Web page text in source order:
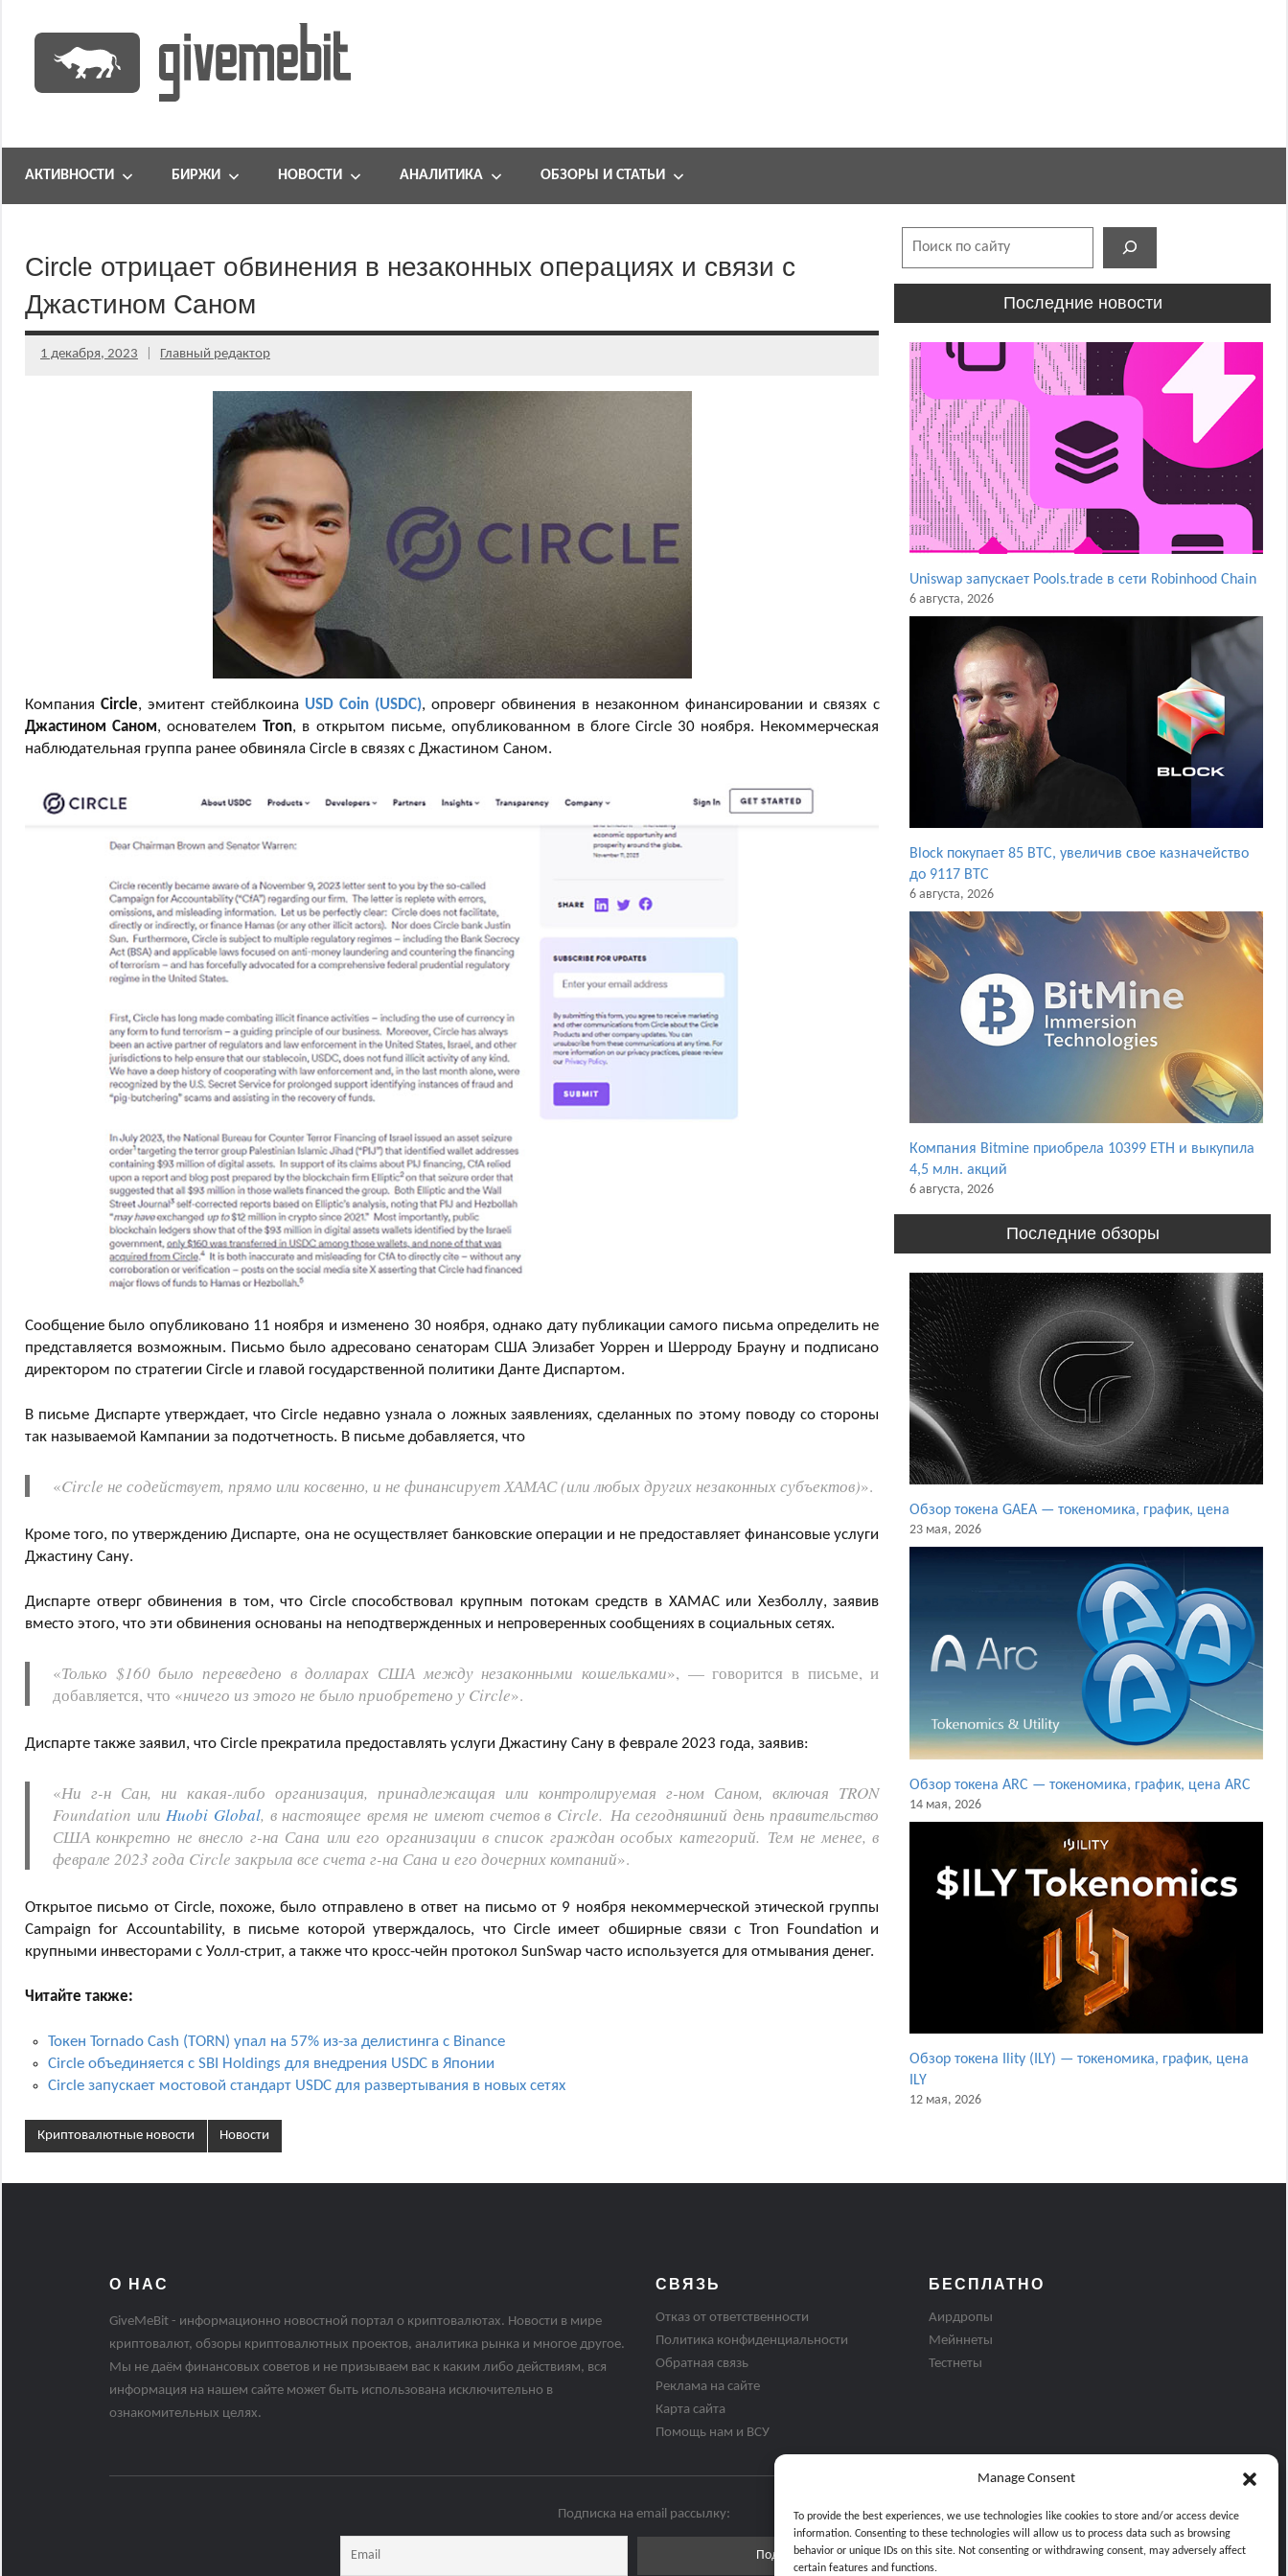
Manage Consent
To provide the best experiences, we use technologies like cookies to store and/or access device
information. Consenting to these technologies will allow us to process data such as browsing
behavior or unique IDs on this site. Not consenting or withdrawing consent, may adversely affect
certain features and functions.
содержимому
GiveMeBit.com
портал
АКТИВНОСТИ БИРЖИ НОВОСТИ АНАЛИТИКА ОБЗОРЫ И СТАТЬИ
Circle отрицает обвинения в незаконных операциях и связи с
Джастином Саном
1 декабря, 2023 Главный редактор
КомпанияCircle, эмитент стейблкоина USD Coin (USDC), опроверг обвинения в незаконном финансировании и связях с
Джастином Саном, основателемTron, в открытом письме, опубликованном в блоге Circle 30 ноября. Некоммерческая
наблюдательная группа ранее обвиняла Circle в связях с Джастином Саном.
Сообщение было опубликовано 11 ноября и изменено 30 ноября, однако дату публикации самого письма определить не
представляется возможным. Письмо было адресовано сенаторам США Элизабет Уоррен и Шерроду Брауну и подписано
директором по стратегии Circle и главой государственной политики Данте Диспартом.
В письме Диспарте утверждает, что Circle недавно узнала о ложных заявлениях, сделанных по этому поводу со стороны
так называемой Кампании за подотчетность. В письме добавляется, что
«Circle не содействует, прямо или косвенно, и не финансирует ХАМАС (или любых других незаконных субъектов)».
Кроме того, по утверждению Диспарте, она не осуществляет банковские операции и не предоставляет финансовые услуги
Джастину Сану.
Диспарте отверг обвинения в том, что Circle способствовал крупным потокам средств в ХАМАС или Хезболлу, заявив
вместо этого, что эти обвинения основаны на неподтвержденных и непроверенных сообщениях в социальных сетях.
«Только $160 было переведено в долларах США между незаконными кошельками», — говорится в письме, и
добавляется, что «ничего из этого не было приобретено у Circle».
Диспарте также заявил, что Circle прекратила предоставлять услуги Джастину Сану в феврале 2023 года, заявив:
«Ни г-н Сан, ни какая-либо организация, принадлежащая или контролируемая г-ном Саном, включая TRON
Foundation илиHuobi Global, в настоящее время не имеют счетов в Circle. На сегодняшний день правительство
США конкретно не внесло г-на Сана или его организации в список граждан особых категорий. Тем не менее, в
феврале 2023 года Circle закрыла все счета г-на Сана и его дочерних компаний».
Открытое письмо от Circle, похоже, было отправлено в ответ на письмо от 9 ноября некоммерческой этической группы
Campaign for Accountability, в письме которой утверждалось, что Circle имеет обширные связи с Tron Foundation и
крупными инвесторами с Уолл-стрит, а также что кросс-чейн протокол SunSwap часто используется для отмывания денег.
Читайте также:
Токен Tornado Cash (TORN) упал на 57% из-за делистинга с Binance
Circle объединяется с SBI Holdings для внедрения USDC в Японии
Circle запускает мостовой стандарт USDC для развертывания в новых сетях
Криптовалютные новости Новости
Последние новости
Uniswap запускает Pools.trade в сети Robinhood Chain
6 августа, 2026
Block покупает 85 BTC, увеличив свое казначейство
до 9117 BTC
6 августа, 2026
Компания Bitmine приобрела 10399 ETH и выкупила
4,5 млн. акций
6 августа, 2026
Последние обзоры
Обзор токена GAEA — токеномика, график, цена
23 мая, 2026
Обзор токена ARC — токеномика, график, цена ARC
14 мая, 2026
Обзор токена Ility (ILY) — токеномика, график, цена
ILY
12 мая, 2026
О НАС
GiveMeBit - информационно новостной портал о криптовалютах. Новости в мире
криптовалют, обзоры криптовалютных проектов, аналитика рынка и многое другое.
Мы не даём финансовых советов и не призываем вас к каким либо действиям, вся
информация на нашем сайте может быть использована исключительно в
ознакомительных целях.
СВЯЗЬ
Отказ от ответственности
Политика конфиденциальности
Обратная связь
Реклама на сайте
Карта сайта
Помощь нам и ВСУ
БЕСПЛАТНО
Аирдропы
Мейннеты
Тестнеты
Подписка на email рассылку: